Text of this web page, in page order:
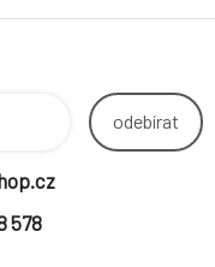
odebírat
578